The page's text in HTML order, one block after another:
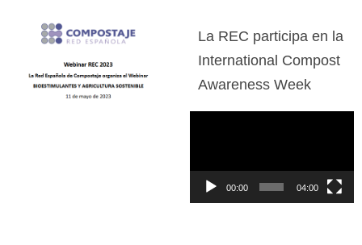
La REC participa en la
International Compost
Awareness Week
00:00 04:00